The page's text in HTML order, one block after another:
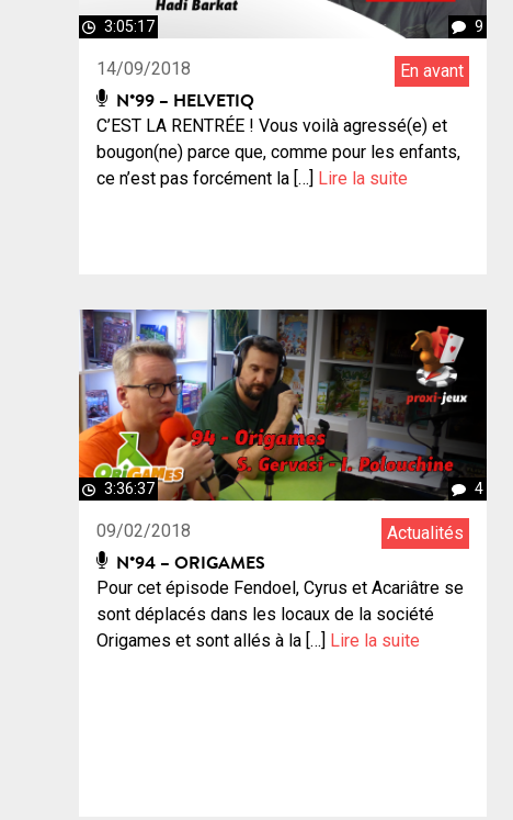
3:05:17 9
14/09/2018 En avant
N°99 – HELVETIQ
C’EST LA RENTRÉE ! Vous voilà agressé(e) et
bougon(ne) parce que, comme pour les enfants,
ce n’est pas forcément la […] Lire la suite
3:36:37 4
09/02/2018 Actualités
N°94 – ORIGAMES
Pour cet épisode Fendoel, Cyrus et Acariâtre se
sont déplacés dans les locaux de la société
Origames et sont allés à la […]
Lire la suite